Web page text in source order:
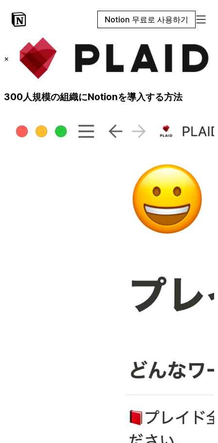
Notion 무료로 사용하기
×
300人規模の組織にNotionを導入する方法